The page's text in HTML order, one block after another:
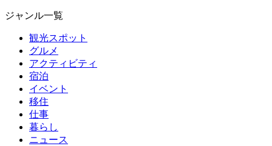
ジャンル一覧
観光スポット
グルメ
アクティビティ
宿泊
イベント
移住
仕事
暮らし
ニュース